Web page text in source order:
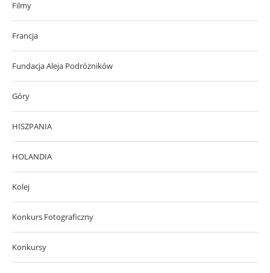
Filmy
Francja
Fundacja Aleja Podróżników
Góry
HISZPANIA
HOLANDIA
Kolej
Konkurs Fotograficzny
Konkursy